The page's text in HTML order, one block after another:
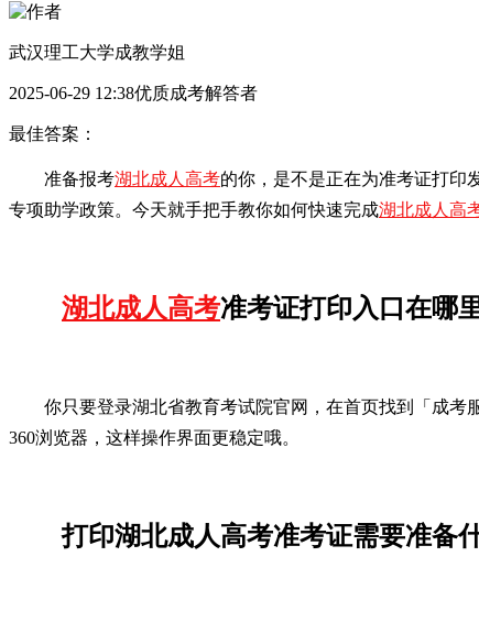
武汉理工大学成教学姐
2025-06-29 12:38优质成考解答者
最佳答案：
准备报考湖北成人高考的你，是不是正在为准考证打印
专项助学政策。今天就手把手教你如何快速完成湖北成人高
湖北成人高考准考证打印入口在哪
你只要登录湖北省教育考试院官网，在首页找到「成
360浏览器，这样操作界面更稳定哦。
打印湖北成人高考准考证需要准备